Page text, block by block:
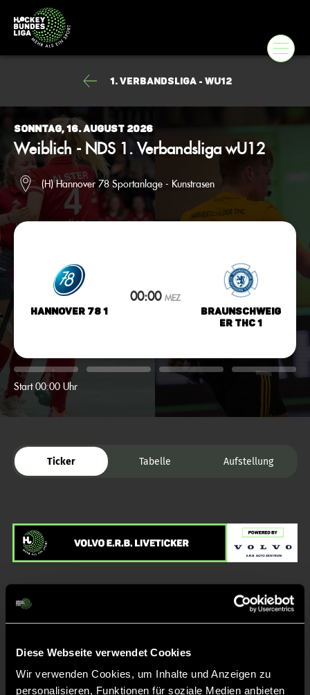
Diese Webseite verwendet Cookies
Wir verwenden Cookies, um Inhalte und Anzeigen zu
personalisieren, Funktionen für soziale Medien anbieten
1. Verbandsliga - wU12
Sonntag, 16. August 2026
Weiblich - NDS 1. Verbandsliga wU12
(H) Hannover 78 Sportanlage - Kunstrasen
Hannover 78 1
00:00 MEZ
Braunschweig
er THC 1
Start 00:00 Uhr
Ticker Tabelle Aufstellung
Liveticker